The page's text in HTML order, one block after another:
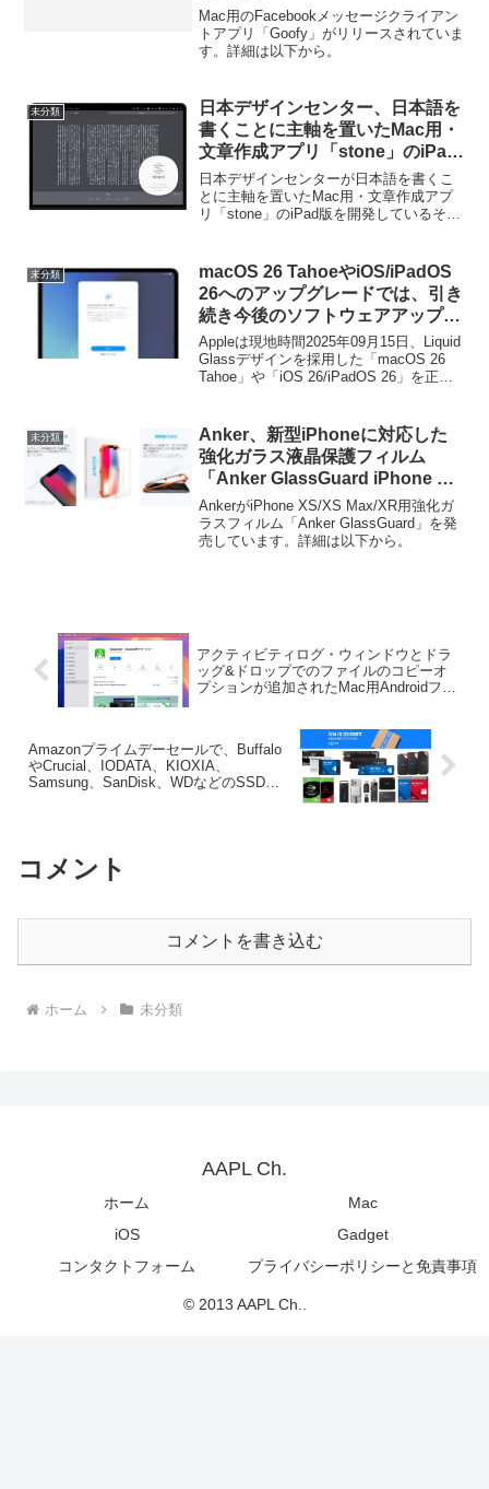
Mac用のFacebookメッセージクライアン
トアプリ「Goofy」がリリースされていま
す。詳細は以下から。
未分類
日本デザインセンター、日本語を
書くことに主軸を置いたMac用・
文章作成アプリ「stone」のiPad
版を開発中。
日本デザインセンターが日本語を書くこ
とに主軸を置いたMac用・文章作成アプ
リ「stone」のiPad版を開発しているそう
未分類
macOS 26 TahoeやiOS/iPadOS
26へのアップグレードでは、引き
続き今後のソフトウェアアップデ
ートを自動ダウンロード＆インス
トールさせる機能を有効化しよう
とするので注意を。
Appleは現地時間2025年09月15日、Liquid
Glassデザインを採用した「macOS 26
Tahoe」や「iOS 26/iPadOS 26」を正式
アアップデートの自動ダウンロードとイ
ンストールを有効にするよう求められる
ようになっています。
未分類
Anker、新型iPhoneに対応した
強化ガラス液晶保護フィルム
「Anker GlassGuard iPhone XS
/ XS Max / XR用」を発売。
AnkerがiPhone XS/XS Max/XR用強化ガ
ラスフィルム「Anker GlassGuard」を発
売しています。詳細は以下から。
アクティビティログ・ウィンドウとドラ
ッグ&ドロップでのファイルのコピーオ
プションが追加されたMac用Androidファ
Amazonプライムデーセールで、Buffalo
やCrucial、IODATA、KIOXIA、
Samsung、SanDisk、WDなどのSSDや
コメント
コメントを書き込む
ホーム 未分類
AAPL Ch.
ホーム
Mac
iOS
Gadget
コンタクトフォーム
プライバシーポリシーと免責事項
© 2013 AAPL Ch..